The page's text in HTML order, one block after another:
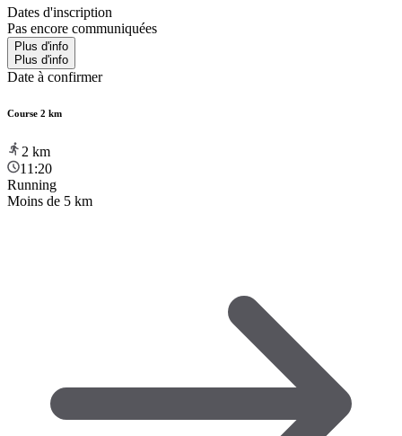
Dates d'inscription
Pas encore communiquées
Plus d'info
Plus d'info
Date à confirmer
Course 2 km
2 km
11:20
Running
Moins de 5 km